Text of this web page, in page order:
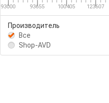
93000 93655 100405 123607
Производитель
Все
Shop-AVD